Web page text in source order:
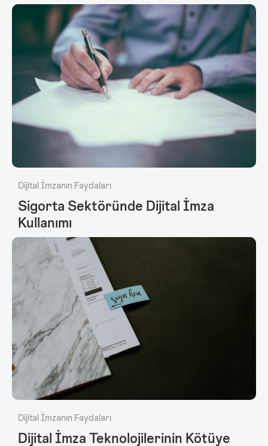
Dijital İmzanın Faydaları
Sigorta Sektöründe Dijital İmza
Kullanımı
Dijital İmzanın Faydaları
Dijital İmza Teknolojilerinin Kötüye